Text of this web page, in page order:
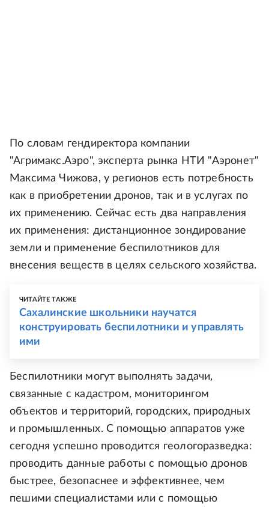
По словам гендиректора компании
"Агримакс.Аэро", эксперта рынка НТИ "Аэронет"
Максима Чижова, у регионов есть потребность
как в приобретении дронов, так и в услугах по
их применению. Сейчас есть два направления
их применения: дистанционное зондирование
земли и применение беспилотников для
внесения веществ в целях сельского хозяйства.
ЧИТАЙТЕ ТАКЖЕ
Сахалинские школьники научатся
конструировать беспилотники и управлять
ими
Беспилотники могут выполнять задачи,
связанные с кадастром, мониторингом
объектов и территорий, городских, природных
и промышленных. С помощью аппаратов уже
сегодня успешно проводится геологоразведка:
проводить данные работы с помощью дронов
быстрее, безопаснее и эффективнее, чем
пешими специалистами или с помощью